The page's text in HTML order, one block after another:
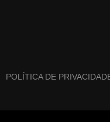
POLÍTICA DE